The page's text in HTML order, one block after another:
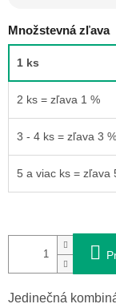
Množstevná zľava
1 ks
2 ks = zľava 1 %
3 - 4 ks = zľava 3 %
5 a viac ks = zľava
Jedinečná